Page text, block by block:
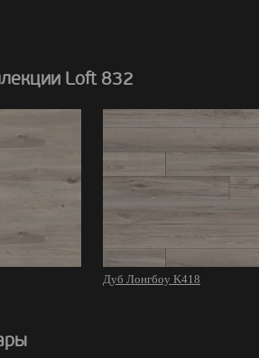
Loft 832
Дуб Лонгбоу K418